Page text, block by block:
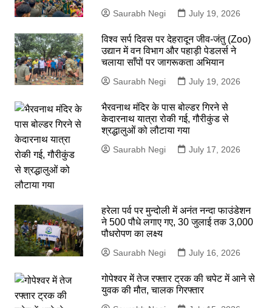
Saurabh Negi July 19, 2026
विश्व सर्प दिवस पर देहरादून जीव-जंतु (Zoo)
उद्यान में वन विभाग और पहाड़ी पेडलर्स ने
चलाया साँपों पर जागरूकता अभियान
Saurabh Negi July 19, 2026
भैरवनाथ मंदिर के पास बोल्डर गिरने से
केदारनाथ यात्रा रोकी गई, गौरीकुंड से
श्रद्धालुओं को लौटाया गया
Saurabh Negi July 17, 2026
हरेला पर्व पर मुन्दोली में अनंत नन्दा फाउंडेशन
ने 500 पौधे लगाए गए, 30 जुलाई तक 3,000
पौधरोपण का लक्ष्य
Saurabh Negi July 16, 2026
गोपेश्वर में तेज रफ्तार ट्रक की चपेट में आने से
युवक की मौत, चालक गिरफ्तार